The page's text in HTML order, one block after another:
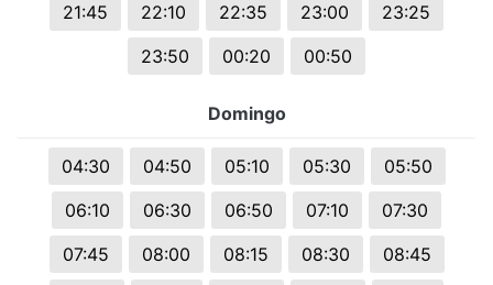
21:45
22:10 22:35 23:00
23:25
23:50
00:20 00:50
Domingo
04:30 04:50 05:10 05:30
05:50
06:10
06:30 06:50 07:10
07:30
07:45
08:00 08:15 08:30
08:45